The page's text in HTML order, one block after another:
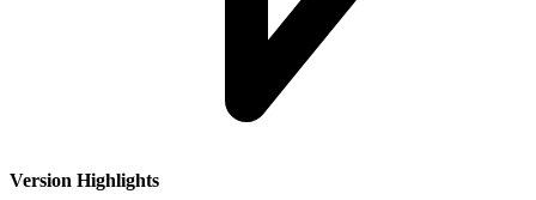
Version Highlights